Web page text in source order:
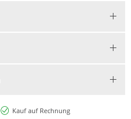
Kauf auf Rechnung